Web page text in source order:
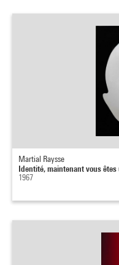
Martial Raysse
Identité, maintenant vous
1967